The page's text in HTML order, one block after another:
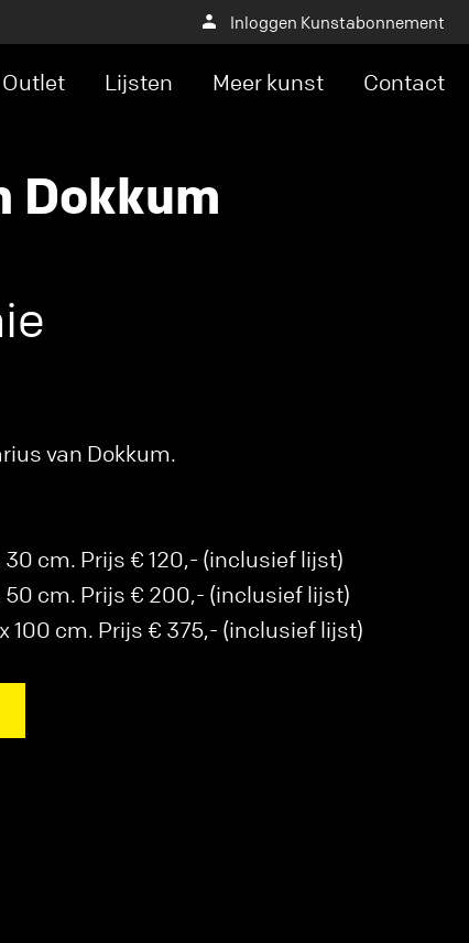
Inloggen Kunstabonnement
Outlet Lijsten Meer kunst Contact
Dokkum
van Dokkum.
cm. Prijs € 120,- (inclusief lijst)
cm. Prijs € 200,- (inclusief lijst)
100 cm. Prijs € 375,- (inclusief lijst)